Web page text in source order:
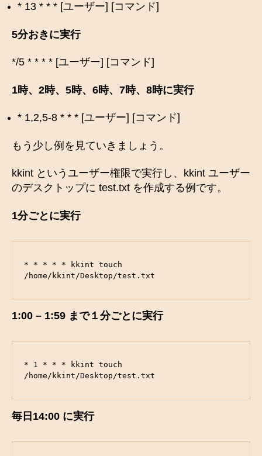
* 13 * * * [ユーザー] [コマンド]
5分おきに実行
*/5 * * * * [ユーザー] [コマンド]
1時、2時、5時、6時、7時、8時に実行
* 1,2,5-8 * * * [ユーザー] [コマンド]
もう少し例を見ていきましょう。
kkint というユーザー権限で実行し、kkint ユーザー
のデスクトップに test.txt を作成する例です。
1分ごとに実行
* * * * * kkint touch
/home/kkint/Desktop/test.txt
1:00 – 1:59 まで１分ごとに実行
* 1 * * * kkint touch
/home/kkint/Desktop/test.txt
毎日14:00 に実行